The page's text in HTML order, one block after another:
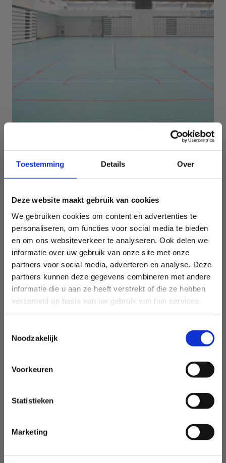
Toestemming Details Over
Deze website maakt gebruik van cookies
We gebruiken cookies om content en advertenties te
personaliseren, om functies voor social media te bieden
en om ons websiteverkeer te analyseren. Ook delen we
informatie over uw gebruik van onze site met onze
partners voor social media, adverteren en analyse. Deze
partners kunnen deze gegevens combineren met andere
informatie die u aan ze heeft verstrekt of die ze hebben
verzameld op basis van uw gebruik van hun services.
Noodzakelijk
Voorkeuren
Statistieken
Marketing
Sport Vlaanderen Herentals
Sport Vlaanderen Heusden-Zolder